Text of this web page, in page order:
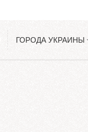
ГОРОДА УКРАИНЫ
Киев